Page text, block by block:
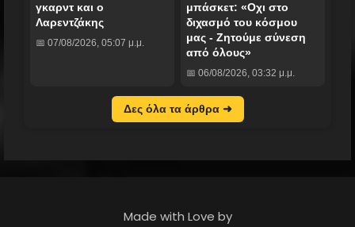
γκαρντ και ο
Λαρεντζάκης
📅 07/08/2026, 05:07 μ.μ.
μπάσκετ: «Οχι στο
διχασμό του κόσμου
μας - Ζητούμε σύνεση
από όλους»
📅 06/08/2026, 03:32 μ.μ.
Δες όλα τα άρθρα ➜
Made with Love by